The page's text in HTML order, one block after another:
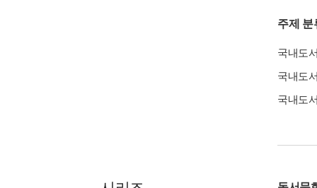
주제 분
국내도
국내도
국내도